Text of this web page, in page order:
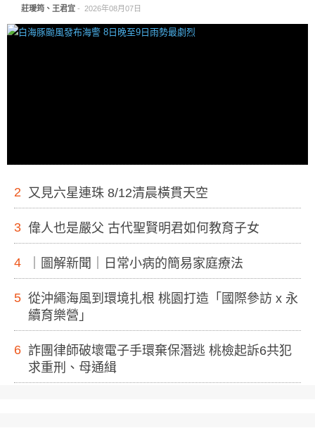
莊璦筠、王君宜 - 2026年08月07日
2 又見六星連珠 8/12清晨橫貫天空
3 偉人也是嚴父 古代聖賢明君如何教育子女
4 ｜圖解新聞｜日常小病的簡易家庭療法
5 從沖繩海風到環境扎根 桃園打造「國際參訪 x 永
續育樂營」
6 詐團律師破壞電子手環棄保潛逃 桃檢起訴6共犯
求重刑、母通緝